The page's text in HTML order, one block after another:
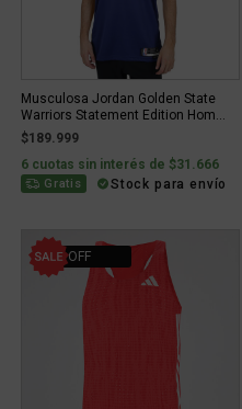
Musculosa Jordan Golden State
Warriors Statement Edition Hom...
$189.999
6 cuotas sin interés de $31.666
Gratis Stock para envío
31% OFF